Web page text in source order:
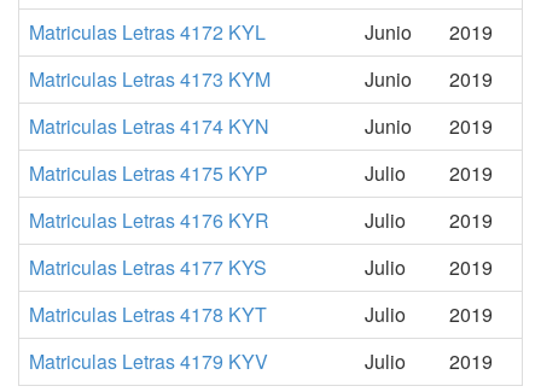
Matriculas Letras 4172 KYL
Junio
2019
Matriculas Letras 4173 KYM
Junio
2019
Matriculas Letras 4174 KYN
Junio
2019
Matriculas Letras 4175 KYP
Julio
2019
Matriculas Letras 4176 KYR
Julio
2019
Matriculas Letras 4177 KYS
Julio
2019
Matriculas Letras 4178 KYT
Julio
2019
Matriculas Letras 4179 KYV
Julio 2019